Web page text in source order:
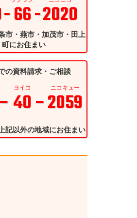
- 66 -2020
市・燕市・加茂市・田上
町にお住まい
の資料請求・ご相談
ヨイコ
– 40 –
ニコキュー
2059
記以外の地域にお住まい